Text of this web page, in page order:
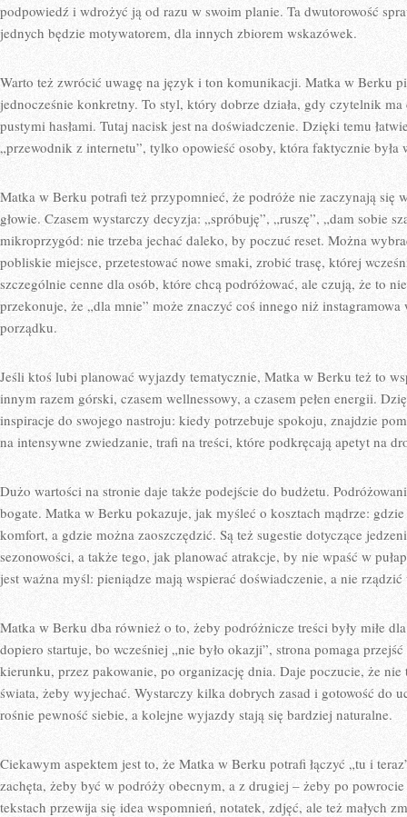
podpowiedź i wdrożyć ją od razu w swoim planie. Ta dwutorowość
jednych będzie motywatorem, dla innych zbiorem wskazówek.
Warto też zwrócić uwagę na język i ton komunikacji. Matka w Berku
jednocześnie konkretny. To styl, który dobrze działa, gdy czytelnik ma
pustymi hasłami. Tutaj nacisk jest na doświadczenie. Dzięki temu
„przewodnik z internetu”, tylko opowieść osoby, która faktycznie była
Matka w Berku potrafi też przypomnieć, że podróże nie zaczynają się
głowie. Czasem wystarczy decyzja: „spróbuję”, „ruszę”, „dam sobie
mikroprzygód: nie trzeba jechać daleko, by poczuć reset. Można
pobliskie miejsce, przetestować nowe smaki, zrobić trasę, której
szczególnie cenne dla osób, które chcą podróżować, ale czują, że to
przekonuje, że „dla mnie” może znaczyć coś innego niż
porządku.
Jeśli ktoś lubi planować wyjazdy tematycznie, Matka w Berku też to
innym razem górski, czasem wellnessowy, a czasem pełen energii.
inspiracje do swojego nastroju: kiedy potrzebuje spokoju, znajdzie
na intensywne zwiedzanie, trafi na treści, które podkręcają apetyt na
Dużo wartości na stronie daje także podejście do budżetu.
bogate. Matka w Berku pokazuje, jak myśleć o kosztach mądrze:
komfort, a gdzie można zaoszczędzić. Są też sugestie dotyczące
sezonowości, a także tego, jak planować atrakcje, by nie wpaść w
jest ważna myśl: pieniądze mają wspierać doświadczenie, a nie
Matka w Berku dba również o to, żeby podróżnicze treści były miłe
dopiero startuje, bo wcześniej „nie było okazji”, strona pomaga
kierunku, przez pakowanie, po organizację dnia. Daje poczucie, że
świata, żeby wyjechać. Wystarczy kilka dobrych zasad i gotowość do
rośnie pewność siebie, a kolejne wyjazdy stają się bardziej naturalne.
Ciekawym aspektem jest to, że Matka w Berku potrafi łączyć „tu i
zachęta, żeby być w podróży obecnym, a z drugiej – żeby po
tekstach przewija się idea wspomnień, notatek, zdjęć, ale też małych